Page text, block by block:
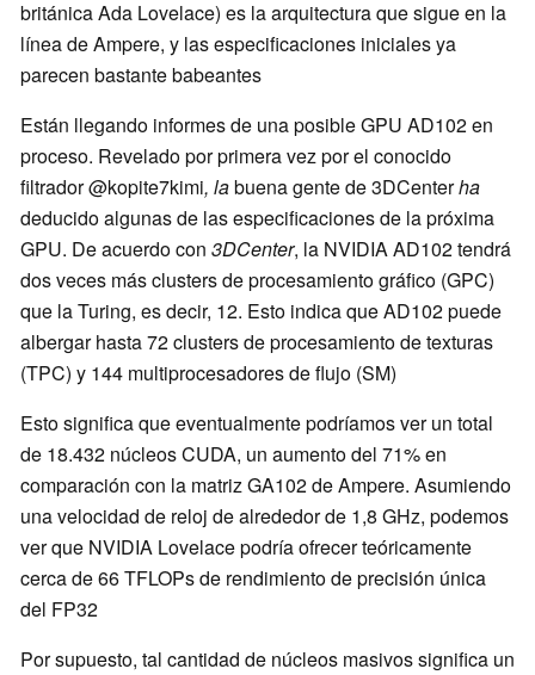
británica Ada Lovelace) es la arquitectura que sigue en la
línea de Ampere, y las especificaciones iniciales ya
parecen bastante babeantes
Están llegando informes de una posible GPU AD102 en
proceso. Revelado por primera vez por el conocido
filtrador @kopite7kimi, labuena gente de 3DCenterha
deducido algunas de las especificaciones de la próxima
GPU. De acuerdo con 3DCenter, la NVIDIA AD102 tendrá
dos veces más clusters de procesamiento gráfico (GPC)
que la Turing, es decir, 12. Esto indica que AD102 puede
albergar hasta 72 clusters de procesamiento de texturas
(TPC) y 144 multiprocesadores de flujo (SM)
Esto significa que eventualmente podríamos ver un total
de 18.432 núcleos CUDA, un aumento del 71% en
comparación con la matriz GA102 de Ampere. Asumiendo
una velocidad de reloj de alrededor de 1,8 GHz, podemos
ver que NVIDIA Lovelace podría ofrecer teóricamente
cerca de 66 TFLOPs de rendimiento de precisión única
del FP32
Por supuesto, tal cantidad de núcleos masivos significa un